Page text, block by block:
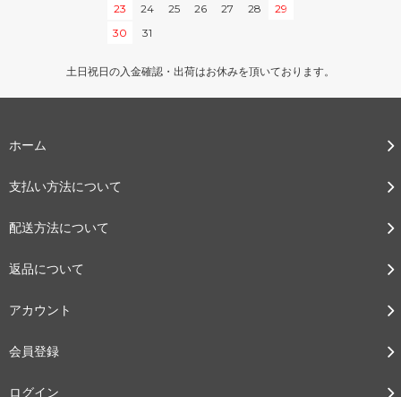
23
24 25 26 27 28
29
30
31
土日祝日の入金確認・出荷はお休みを頂いております。
ホーム
支払い方法について
配送方法について
返品について
アカウント
会員登録
ログイン